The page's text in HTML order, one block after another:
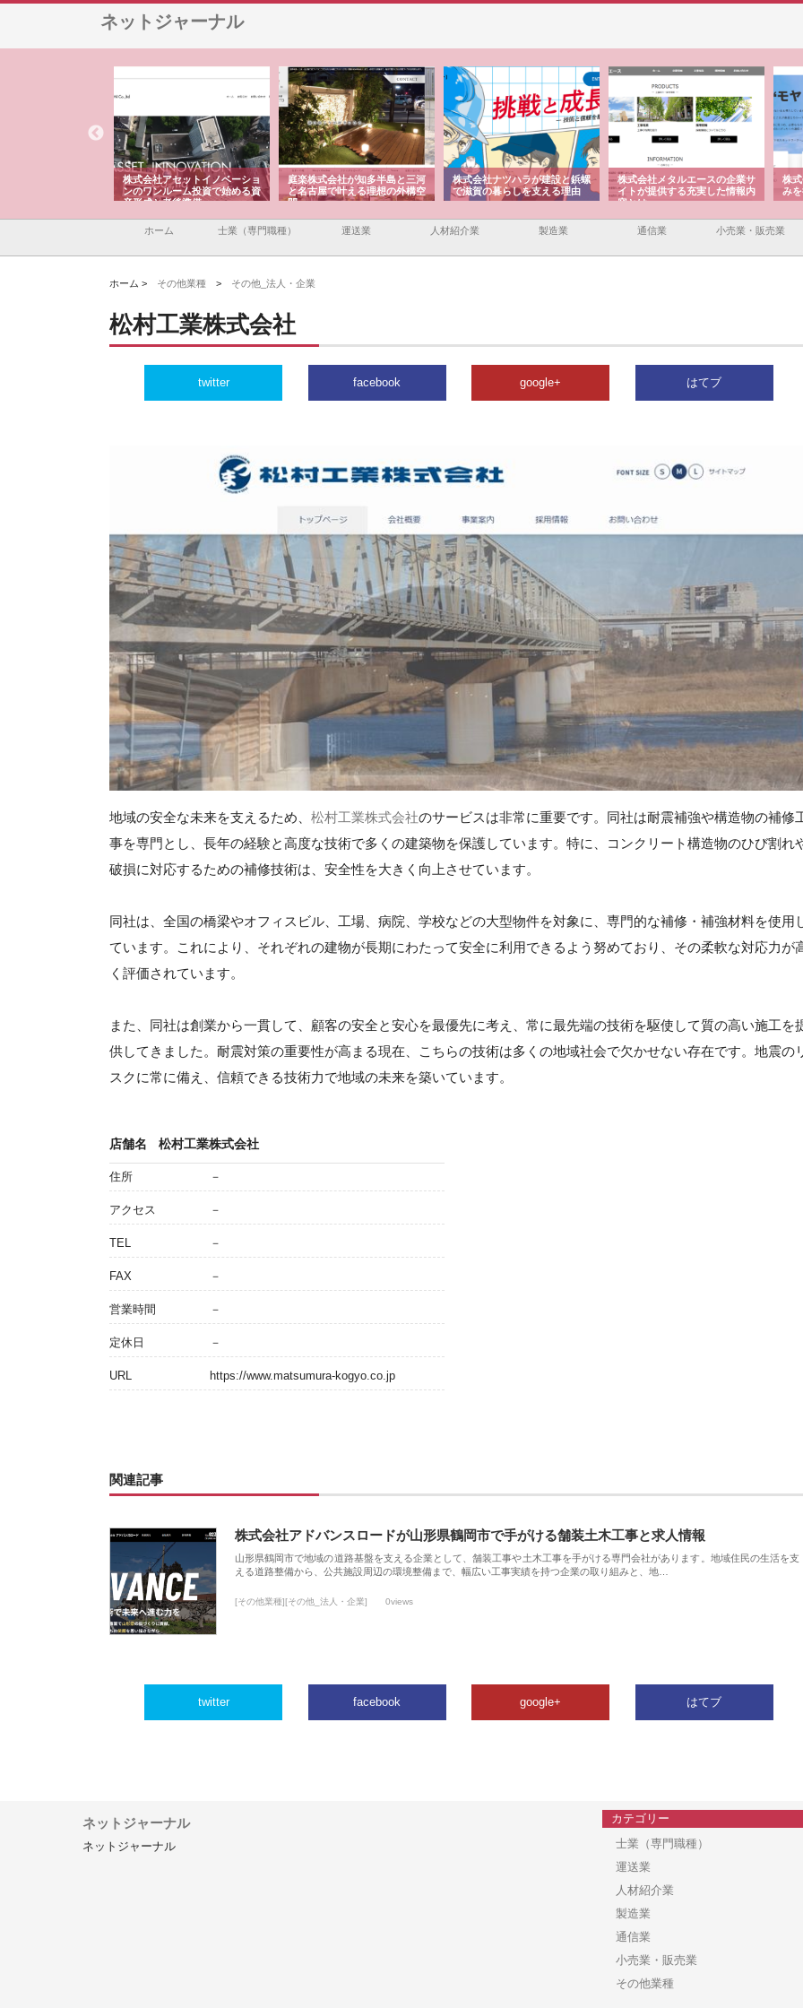
ネットジャーナル
株式会社アセットイノベーショ
ンのワンルーム投資で始める資
産形成と老後準備
庭楽株式会社が知多半島と三河
と名古屋で叶える理想の外構空
間
株式会社ナツハラが建設と鋲螺
で滋賀の暮らしを支える理由
株式会社メタルエースの企業サ
イトが提供する充実した情報内
容とは
株
み
ホーム 士業（専門職種） 運送業 人材紹介業 製造業 通信業 小売業・販売業
ホーム > その他業種 > その他_法人・企業
松村工業株式会社
twitter facebook google+ はてブ
地域の安全な未来を支えるため、 松村工業株式会社のサービスは非常に重要です。同社は耐震補強や構造物の補修
事を専門とし、長年の経験と高度な技術で多くの建築物を保護しています。特に、コンクリート構造物のひび割れ
破損に対応するための補修技術は、安全性を大きく向上させています。
同社は、全国の橋梁やオフィスビル、工場、病院、学校などの大型物件を対象に、専門的な補修・補強材料を使用
ています。これにより、それぞれの建物が長期にわたって安全に利用できるよう努めており、その柔軟な対応力が
く評価されています。
また、同社は創業から一貫して、顧客の安全と安心を最優先に考え、常に最先端の技術を駆使して質の高い施工を
供してきました。耐震対策の重要性が高まる現在、こちらの技術は多くの地域社会で欠かせない存在です。地震の
スクに常に備え、信頼できる技術力で地域の未来を築いています。
店舗名 松村工業株式会社
住所 －
アクセス －
TEL －
FAX －
営業時間 －
定休日 －
URL https://www.matsumura-kogyo.co.jp
関連記事
株式会社アドバンスロードが山形県鶴岡市で手がける舗装土木工事と求人情報
山形県鶴岡市で地域の道路基盤を支える企業として、舗装工事や土木工事を手がける専門会社があります。地域住民の生活を支
える道路整備から、公共施設周辺の環境整備まで、幅広い工事実績を持つ企業の取り組みと、地…
[その他業種][その他_法人・企業] 0views
twitter facebook google+ はてブ
ネットジャーナル
ネットジャーナル
カテゴリー
士業（専門職種）
運送業
人材紹介業
製造業
通信業
小売業・販売業
その他業種